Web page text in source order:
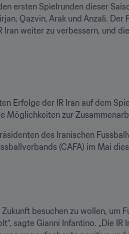
ersten Spielrunden dieser
Qazvin, Arak und Anzali.
Iran weiter zu verbessern, und
Erfolge der IR Iran auf dem
Möglichkeiten zur
des Iranischen
(CAFA) im Mai
besuchen zu wollen, um
sagte Gianni Infantino. „Die